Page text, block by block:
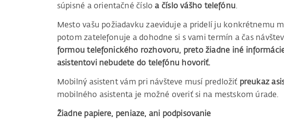
súpisné a orientačné čísloa číslo vášho telefónu.
Mesto vašu požiadavku zaeviduje a pridelí ju konkrétnemu
potom zatelefonuje a dohodne si s vami termín a čas
formou telefonického rozhovoru, preto žiadne iné
asistentovi nebudete do telefónu hovoriť.
Mobilný asistent vám pri návšteve musí predložiť preukaz
mobilného asistenta je možné overiť si na mestskom úrade.
Žiadne papiere, peniaze, ani podpisovanie